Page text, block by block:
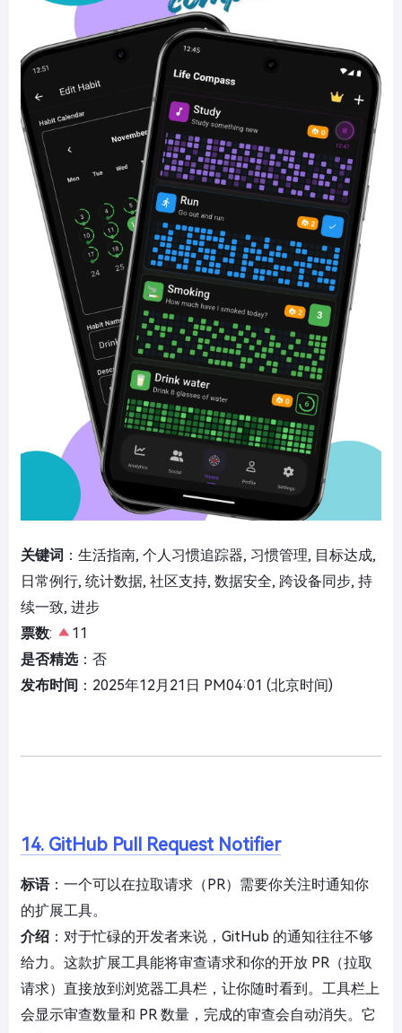
关键词 ：生活指南, 个人习惯追踪器, 习惯管理, 目标达成,
日常例行, 统计数据, 社区支持, 数据安全, 跨设备同步, 持
续一致, 进步
票数:
11
是否精选：否
发布时间 ：2025年12月21日 PM04:01 (北京时间)
14. GitHub Pull Request Notifier
标语：一个可以在拉取请求（PR）需要你关注时通知你
的扩展工具。
介绍 ：对于忙碌的开发者来说，GitHub 的通知往往不够
给力。这款扩展工具能将审查请求和你的开放 PR（拉取
请求）直接放到浏览器工具栏，让你随时看到。工具栏上
会显示审查数量和 PR 数量，完成的审查会自动消失。它